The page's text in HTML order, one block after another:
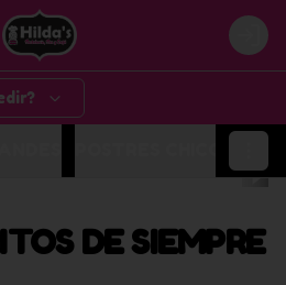
DE SIEMPRE